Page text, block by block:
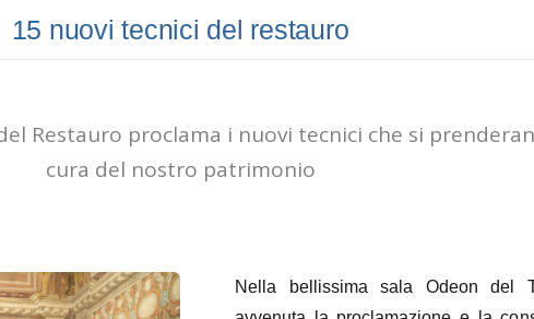
15 nuovi tecnici del restauro
Restauro proclama i nuovi tecnici che si
cura del nostro patrimonio
Nella bellissima sala Odeon del